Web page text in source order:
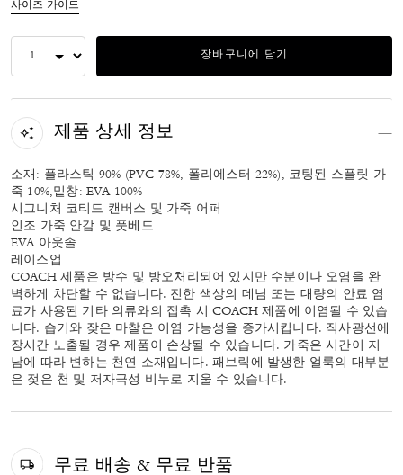
사이즈 가이드
장바구니에 담기
제품 상세 정보
소재: 플라스틱 90% (PVC 78%, 폴리에스터 22%), 코팅된 스플릿 가
죽 10%,밑창: EVA 100%
시그니처 코티드 캔버스 및 가죽 어퍼
인조 가죽 안감 및 풋베드
EVA 아웃솔
레이스업
COACH 제품은 방수 및 방오처리되어 있지만 수분이나 오염을 완
벽하게 차단할 수 없습니다. 진한 색상의 데님 또는 대량의 안료 염
료가 사용된 기타 의류와의 접촉 시 COACH 제품에 이염될 수 있습
니다. 습기와 잦은 마찰은 이염 가능성을 증가시킵니다. 직사광선에
장시간 노출될 경우 제품이 손상될 수 있습니다. 가죽은 시간이 지
남에 따라 변하는 천연 소재입니다. 패브릭에 발생한 얼룩의 대부분
은 젖은 천 및 저자극성 비누로 지울 수 있습니다.
무료 배송 & 무료 반품